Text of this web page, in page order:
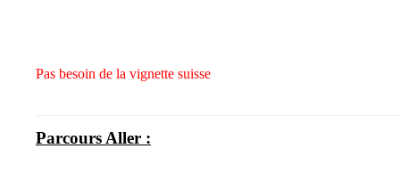
Pas besoin de la vignette suisse
Parcours Aller :